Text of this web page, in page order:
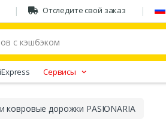
Отследите свой заказ
Сервисы
ковровые дорожки PASIONARIA